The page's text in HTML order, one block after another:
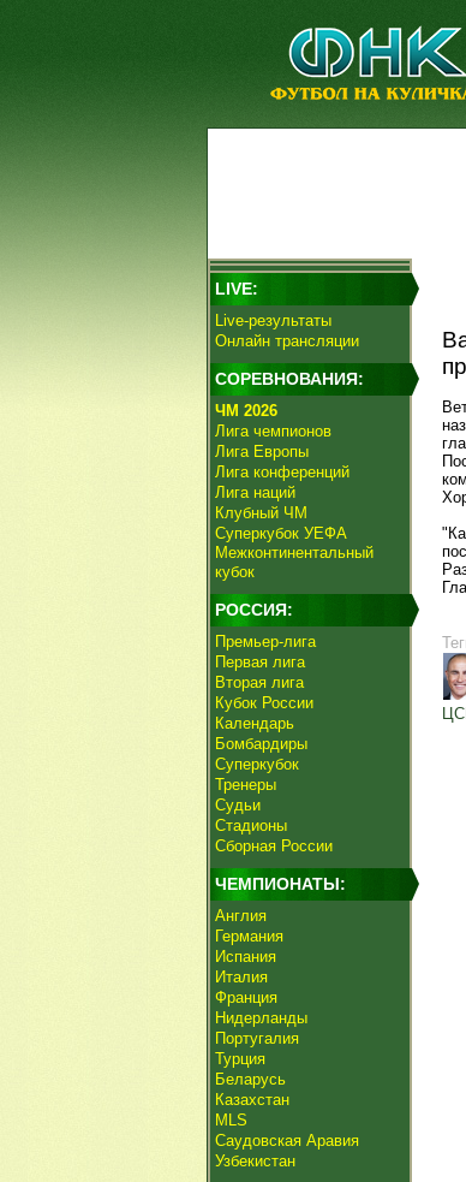
LIVE:
Live-результаты
Онлайн трансляции
СОРЕВНОВАНИЯ:
ЧМ 2026
Лига чемпионов
Лига Европы
Лига конференций
Лига наций
Клубный ЧМ
Суперкубок УЕФА
Межконтинентальный
кубок
РОССИЯ:
Премьер-лига
Первая лига
Вторая лига
Кубок России
Календарь
Бомбардиры
Суперкубок
Тренеры
Судьи
Стадионы
Сборная России
ЧЕМПИОНАТЫ:
Англия
Германия
Испания
Италия
Франция
Нидерланды
Португалия
Турция
Беларусь
Казахстан
MLS
Саудовская Аравия
Узбекистан